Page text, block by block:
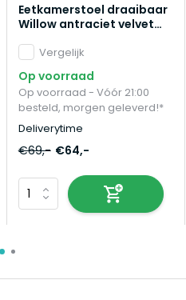
Eetkamerstoel draaibaar
Willow antraciet velvet
Vergelijk
Op voorraad
Op voorraad - Vóór 21:00
besteld, morgen geleverd!*
Deliverytime
€69,- €64,-